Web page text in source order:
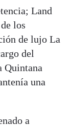
Land
los
de lujo La
del
Quintana
una
a